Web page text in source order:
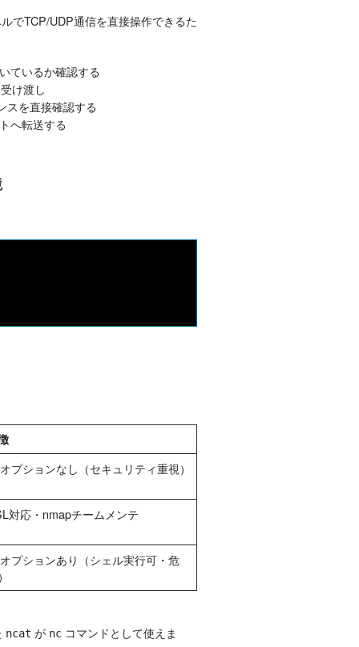
でTCP/UDP通信を直接操作できるた
ているか確認する
け渡し
スを直接確認する
へ転送する
プションなし（セキュリティ重視）
対応・nmapチームメンテ
プションあり（シェル実行可・危
ncat が nc コマンドとして使えま